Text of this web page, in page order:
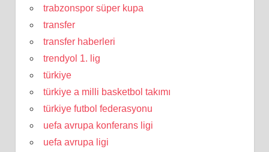
trabzonspor süper kupa
transfer
transfer haberleri
trendyol 1. lig
türkiye
türkiye a milli basketbol takımı
türkiye futbol federasyonu
uefa avrupa konferans ligi
uefa avrupa ligi